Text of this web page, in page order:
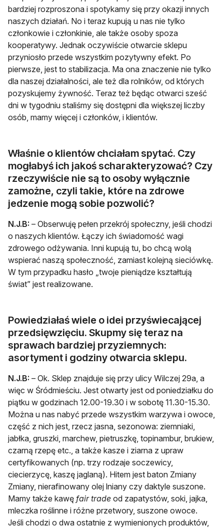
bardziej rozproszona i spotykamy się przy okazji innych
naszych działań. No i teraz kupują u nas nie tylko
członkowie i członkinie, ale także osoby spoza
kooperatywy. Jednak oczywiście otwarcie sklepu
przyniosło przede wszystkim pozytywny efekt. Po
pierwsze, jest to stabilizacja. Ma ona znaczenie nie tylko
dla naszej działalności, ale też dla rolników, od których
pozyskujemy żywność. Teraz też będąc otwarci sześć
dni w tygodniu staliśmy się dostępni dla większej liczby
osób, mamy więcej i członków, i klientów.
Właśnie o klientów chciałam spytać. Czy
mogłabyś ich jakoś scharakteryzować? Czy
rzeczywiście nie są to osoby wyłącznie
zamożne, czyli takie, które na zdrowe
jedzenie mogą sobie pozwolić?
N.J.B: – Obserwuję pełen przekrój społeczny, jeśli chodzi
o naszych klientów. Łączy ich świadomość wagi
zdrowego odżywania. Inni kupują tu, bo chcą wolą
wspierać naszą społeczność, zamiast kolejną sieciówkę.
W tym przypadku hasło „twoje pieniądze kształtują
świat” jest realizowane.
Powiedziałaś wiele o idei przyświecającej
przedsięwzięciu. Skupmy się teraz na
sprawach bardziej przyziemnych:
asortyment i godziny otwarcia sklepu.
N.J.B: – Ok. Sklep znajduje się przy ulicy Wilczej 29a, a
więc w Śródmieściu. Jest otwarty jest od poniedziałku do
piątku w godzinach 12.00-19.30 i w sobotę 11.30-15.30.
Można u nas nabyć przede wszystkim warzywa i owoce,
część z nich jest, rzecz jasna, sezonowa: ziemniaki,
jabłka, gruszki, marchew, pietruszkę, topinambur, brukiew,
czarną rzepę etc., a także kasze i ziarna z upraw
certyfikowanych (np. trzy rodzaje soczewicy,
ciecierzycę, kaszę jaglaną). Hitem jest baton Zmiany
Zmiany, nierafinowany olej lniany czy daktyle suszone.
Mamy także kawę fair trade od zapatystów, soki, jajka,
mleczka roślinne i różne przetwory, suszone owoce.
Jeśli chodzi o dwa ostatnie z wymienionych produktów,